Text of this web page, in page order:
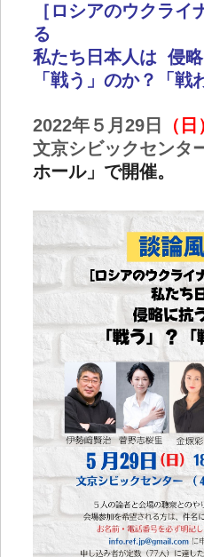
［ロシアのウクライ
る
私たち日本人は 侵
「戦う」のか？「戦
2022年５月29日 （日
文京シビックセンタ
ホール」で開催。